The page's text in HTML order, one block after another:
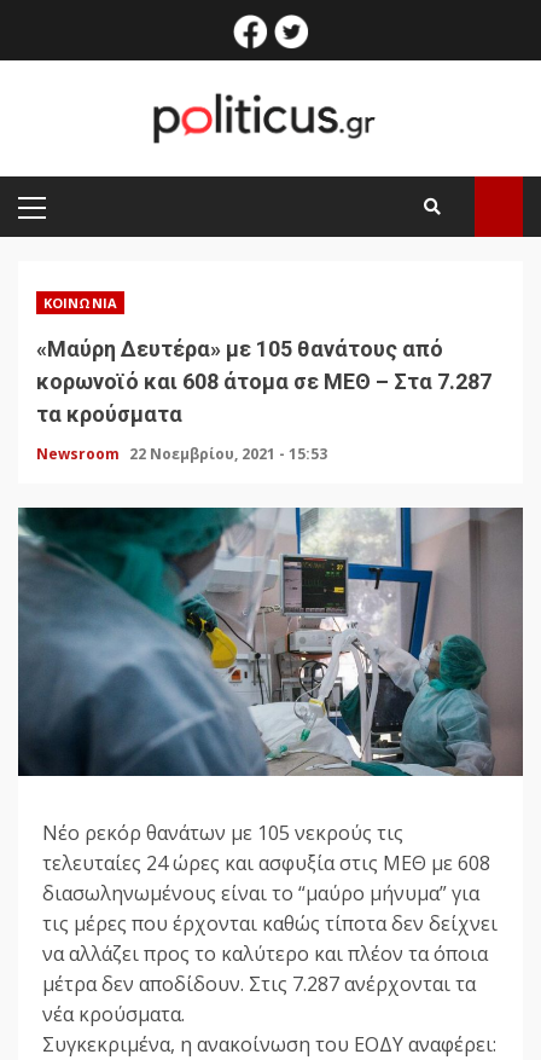
facebook
PRIMARY
MENU
ΚΟΙΝΩΝΊΑ
«Μαύρη Δευτέρα» με 105 θανάτους από
κορωνοϊό και 608 άτομα σε ΜΕΘ – Στα 7.287
τα κρούσματα
Newsroom 22 Νοεμβρίου, 2021 - 15:53
Νέο ρεκόρ θανάτων με 105 νεκρούς τις
τελευταίες 24 ώρες και ασφυξία στις ΜΕΘ με 608
διασωληνωμένους είναι το “μαύρο μήνυμα” για
τις μέρες που έρχονται καθώς τίποτα δεν δείχνει
να αλλάζει προς το καλύτερο και πλέον τα όποια
μέτρα δεν αποδίδουν. Στις 7.287 ανέρχονται τα
νέα κρούσματα.
Συγκεκριμένα, η ανακοίνωση του ΕΟΔΥ αναφέρει: